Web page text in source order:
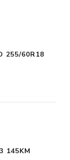
255/60R18
145KM